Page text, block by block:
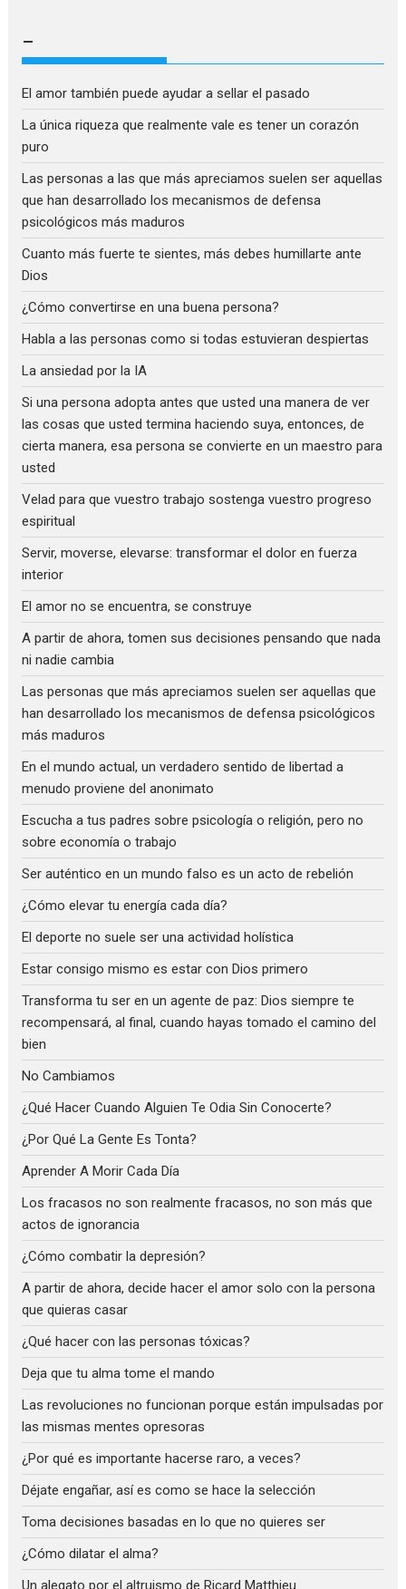
–
El amor también puede ayudar a sellar el pasado
La única riqueza que realmente vale es tener un corazón
puro
Las personas a las que más apreciamos suelen ser aquellas
que han desarrollado los mecanismos de defensa
psicológicos más maduros
Cuanto más fuerte te sientes, más debes humillarte ante
Dios
¿Cómo convertirse en una buena persona?
Habla a las personas como si todas estuvieran despiertas
La ansiedad por la IA
Si una persona adopta antes que usted una manera de ver
las cosas que usted termina haciendo suya, entonces, de
cierta manera, esa persona se convierte en un maestro para
usted
Velad para que vuestro trabajo sostenga vuestro progreso
espiritual
Servir, moverse, elevarse: transformar el dolor en fuerza
interior
El amor no se encuentra, se construye
A partir de ahora, tomen sus decisiones pensando que nada
ni nadie cambia
Las personas que más apreciamos suelen ser aquellas que
han desarrollado los mecanismos de defensa psicológicos
más maduros
En el mundo actual, un verdadero sentido de libertad a
menudo proviene del anonimato
Escucha a tus padres sobre psicología o religión, pero no
sobre economía o trabajo
Ser auténtico en un mundo falso es un acto de rebelión
¿Cómo elevar tu energía cada día?
El deporte no suele ser una actividad holística
Estar consigo mismo es estar con Dios primero
Transforma tu ser en un agente de paz: Dios siempre te
recompensará, al final, cuando hayas tomado el camino del
bien
No Cambiamos
¿Qué Hacer Cuando Alguien Te Odia Sin Conocerte?
¿Por Qué La Gente Es Tonta?
Aprender A Morir Cada Día
Los fracasos no son realmente fracasos, no son más que
actos de ignorancia
¿Cómo combatir la depresión?
A partir de ahora, decide hacer el amor solo con la persona
que quieras casar
¿Qué hacer con las personas tóxicas?
Deja que tu alma tome el mando
Las revoluciones no funcionan porque están impulsadas por
las mismas mentes opresoras
¿Por qué es importante hacerse raro, a veces?
Déjate engañar, así es como se hace la selección
Toma decisiones basadas en lo que no quieres ser
¿Cómo dilatar el alma?
Un alegato por el altruismo de Ricard Matthieu